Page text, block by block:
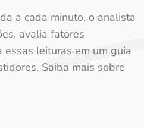
a cada minuto, o analista
avalia fatores
essas leituras em um guia
Saiba mais sobre